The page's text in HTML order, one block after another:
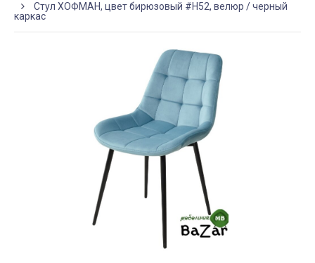
Стул ХОФМАН, цвет бирюзовый #H52, велюр / черный
каркас